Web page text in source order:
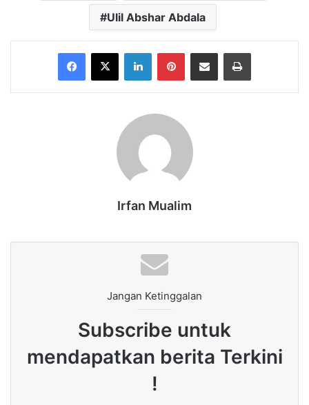
Ulil Abshar Abdala
Facebook
X LinkedInPinterestShare via Email Print
Irfan Mualim
Jangan Ketinggalan
Subscribe untuk
mendapatkan berita Terkini
!